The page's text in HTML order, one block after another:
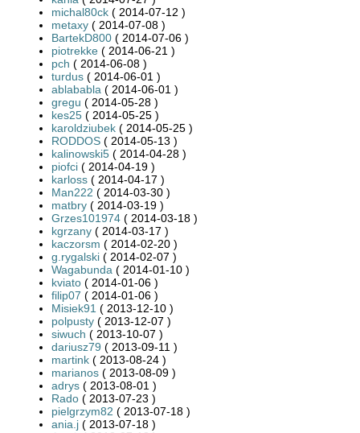
michal80ck ( 2014-07-12 )
metaxy ( 2014-07-08 )
BartekD800 ( 2014-07-06 )
piotrekke ( 2014-06-21 )
pch ( 2014-06-08 )
turdus ( 2014-06-01 )
ablababla ( 2014-06-01 )
gregu ( 2014-05-28 )
kes25 ( 2014-05-25 )
karoldziubek ( 2014-05-25 )
RODDOS ( 2014-05-13 )
kalinowski5 ( 2014-04-28 )
piofci ( 2014-04-19 )
karloss ( 2014-04-17 )
Man222 ( 2014-03-30 )
matbry ( 2014-03-19 )
Grzes101974 ( 2014-03-18 )
kgrzany ( 2014-03-17 )
kaczorsm ( 2014-02-20 )
g.rygalski ( 2014-02-07 )
Wagabunda ( 2014-01-10 )
kviato ( 2014-01-06 )
filip07 ( 2014-01-06 )
Misiek91 ( 2013-12-10 )
polpusty ( 2013-12-07 )
siwuch ( 2013-10-07 )
dariusz79 ( 2013-09-11 )
martink ( 2013-08-24 )
marianos ( 2013-08-09 )
adrys ( 2013-08-01 )
Rado ( 2013-07-23 )
pielgrzym82 ( 2013-07-18 )
ania.j ( 2013-07-18 )